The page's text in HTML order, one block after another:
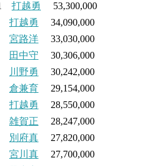
打越勇
53,300,000
打越勇
34,090,000
宮路洋 33,030,000
田中守 30,306,000
川野勇
30,242,000
倉兼育 29,154,000
打越勇
28,550,000
雑賀正 28,247,000
別府真 27,820,000
宮川真 27,700,000